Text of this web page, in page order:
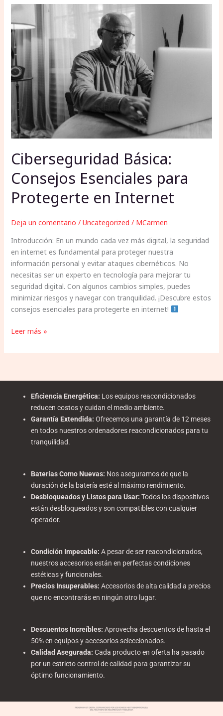
Ciberseguridad Básica:
Consejos Esenciales para
Protegerte en Internet
Deja un comentario / Uncategorized / MCarmen
Introducción: En un mundo cada vez más digital, la seguridad
en internet es fundamental para proteger nuestra
información personal y evitar ataques cibernéticos. No
necesitas ser un experto en tecnología para mejorar tu
seguridad digital. Con algunos cambios simples, puedes
minimizar riesgos y navegar con tranquilidad. ¡Descubre estos
consejos esenciales para protegerte en internet!
Ciberseguridad
Básica:
Consejos
Esenciales
para
Protegerte
en
Internet
Leer más »
Eficiencia Energética: Los equipos reacondicionados
reducen costos y cuidan el medio ambiente.
Garantía Extendida: Ofrecemos una garantía de 12 meses
en todos nuestros ordenadores reacondicionados para tu
tranquilidad.
Baterías Como Nuevas: Nos aseguramos de que la
duración de la batería esté al máximo rendimiento.
Desbloqueados y Listos para Usar: Todos los dispositivos
están desbloqueados y son compatibles con cualquier
operador.
Condición Impecable: A pesar de ser reacondicionados,
nuestros accesorios están en perfectas condiciones
estéticas y funcionales.
Precios Insuperables: Accesorios de alta calidad a precios
que no encontrarás en ningún otro lugar.
Descuentos Increíbles: Aprovecha descuentos de hasta el
50% en equipos y accesorios seleccionados.
Calidad Asegurada: Cada producto en oferta ha pasado
por un estricto control de calidad para garantizar su
óptimo funcionamiento.